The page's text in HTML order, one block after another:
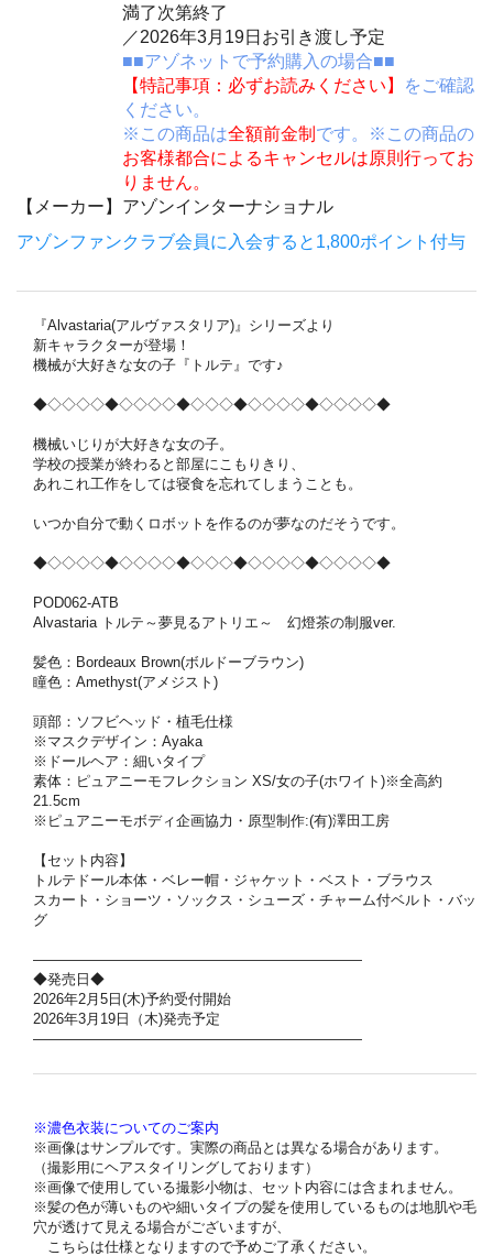
満了次第終了
／2026年3月19日お引き渡し予定
■■アゾネットで予約購入の場合■■
【特記事項：必ずお読みください】
をご確認
ください。
※この商品は全額前金制 です。※この商品の
お客様都合によるキャンセルは原則行ってお
りません。
【メーカー】 アゾンインターナショナル
アゾンファンクラブ会員に入会すると1,800ポイント付与
『Alvastaria(アルヴァスタリア)』シリーズより
新キャラクターが登場！
機械が大好きな女の子『トルテ』です♪
◆◇◇◇◇◆◇◇◇◇◆◇◇◇◆◇◇◇◇◆◇◇◇◇◆
機械いじりが大好きな女の子。
学校の授業が終わると部屋にこもりきり、
あれこれ工作をしては寝食を忘れてしまうことも。
いつか自分で動くロボットを作るのが夢なのだそうです。
◆◇◇◇◇◆◇◇◇◇◆◇◇◇◆◇◇◇◇◆◇◇◇◇◆
POD062-ATB
Alvastaria トルテ～夢見るアトリエ～ 幻燈茶の制服ver.
髪色：Bordeaux Brown(ボルドーブラウン)
瞳色：Amethyst(アメジスト)
頭部：ソフビヘッド・植毛仕様
※マスクデザイン：Ayaka
※ドールヘア：細いタイプ
素体：ピュアニーモフレクション XS/女の子(ホワイト)※全高約
21.5cm
※ピュアニーモボディ企画協力・原型制作:(有)澤田工房
【セット内容】
トルテドール本体・ベレー帽・ジャケット・ベスト・ブラウス
スカート・ショーツ・ソックス・シューズ・チャーム付ベルト・バッ
グ
———————————————————————
◆発売日◆
2026年2月5日(木)予約受付開始
2026年3月19日（木)発売予定
———————————————————————
※濃色衣装についてのご案内
※画像はサンプルです。実際の商品とは異なる場合があります。
（撮影用にヘアスタイリングしております）
※画像で使用している撮影小物は、セット内容には含まれません。
※髪の色が薄いものや細いタイプの髪を使用しているものは地肌や毛
穴が透けて見える場合がございますが、
こちらは仕様となりますので予めご了承ください。